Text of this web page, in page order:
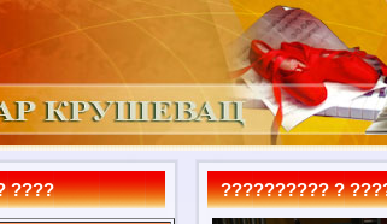
???? ?????????? ?